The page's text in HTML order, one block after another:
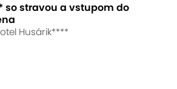
so stravou a vstupom do
Husárik****